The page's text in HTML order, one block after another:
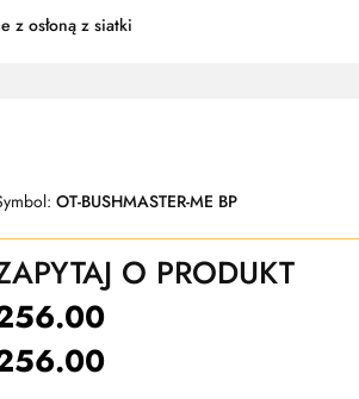
z osłoną z siatki
OT-BUSHMASTER-ME BP
O PRODUKT